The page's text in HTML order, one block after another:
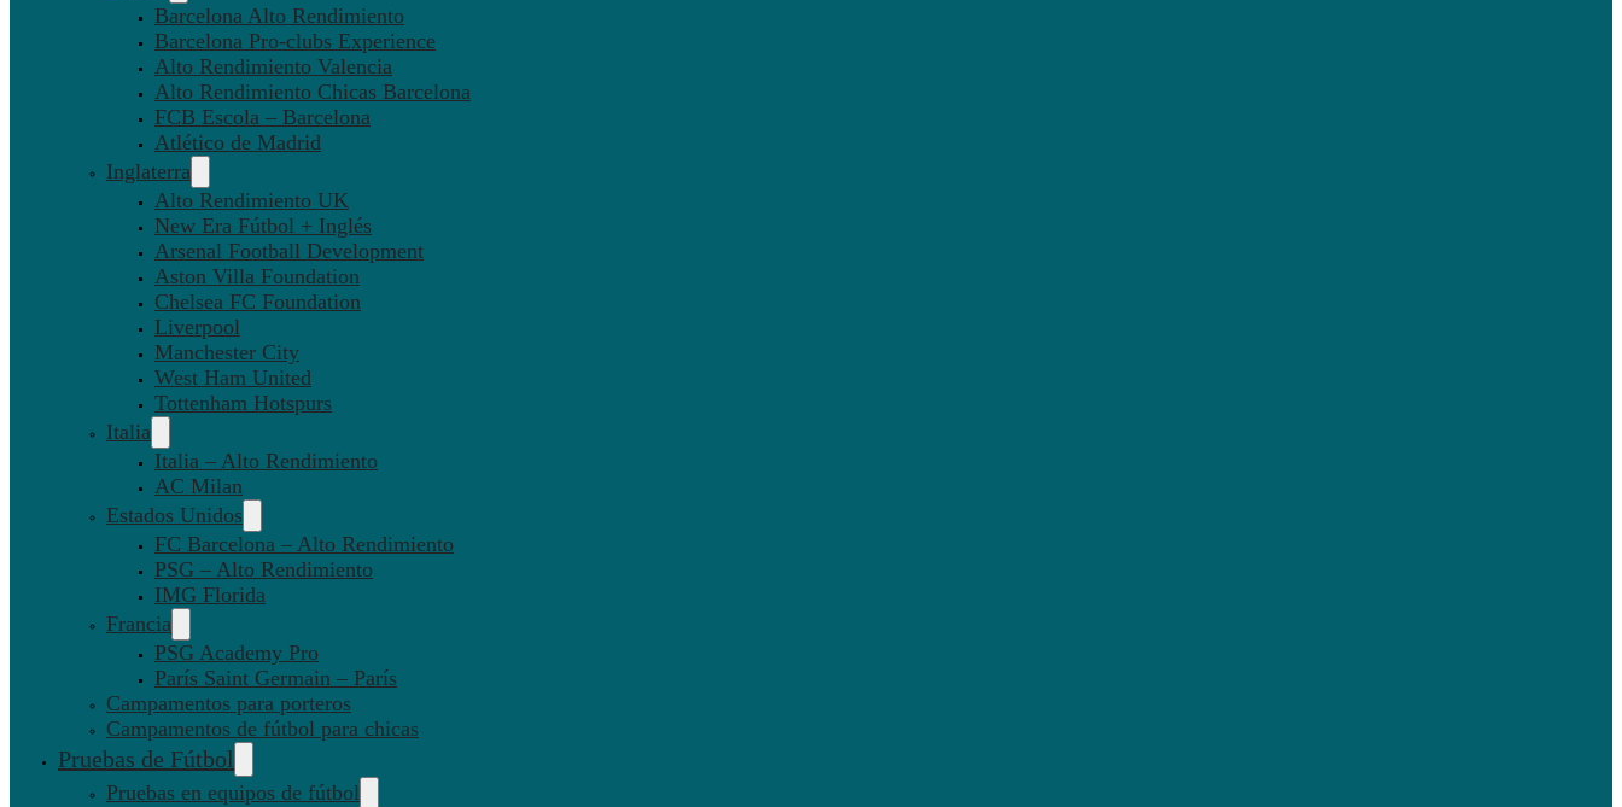
Barcelona Alto Rendimiento
Barcelona Pro-clubs Experience
Alto Rendimiento Valencia
Alto Rendimiento Chicas Barcelona
FCB Escola – Barcelona
Atlético de Madrid
Inglaterra
Alto Rendimiento UK
New Era Fútbol + Inglés
Arsenal Football Development
Aston Villa Foundation
Chelsea FC Foundation
Liverpool
Manchester City
West Ham United
Tottenham Hotspurs
Italia
Italia – Alto Rendimiento
AC Milan
Estados Unidos
FC Barcelona – Alto Rendimiento
PSG – Alto Rendimiento
IMG Florida
Francia
PSG Academy Pro
París Saint Germain – París
Campamentos para porteros
Campamentos de fútbol para chicas
Pruebas de Fútbol
Pruebas en equipos de fútbol